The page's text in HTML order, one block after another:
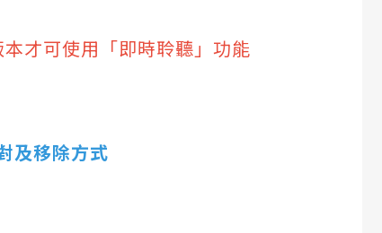
才可使用「即時聆聽」功能
及移除方式